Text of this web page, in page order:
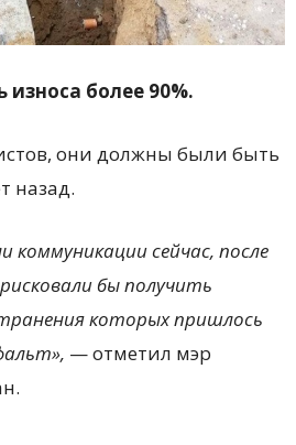
более 90%.
они должны были быть
назад.
коммуникации сейчас, после
бы получить
которых пришлось
— отметил мэр